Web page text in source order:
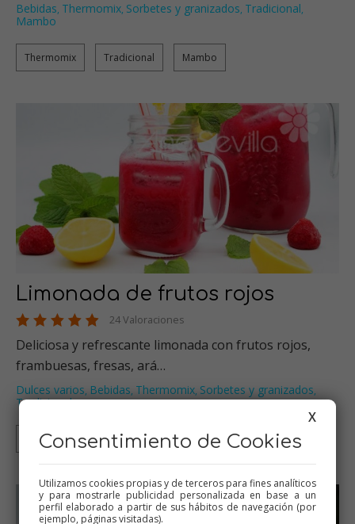
Bebidas, Thermomix, Sorbetes y granizados, Tradicional,
Mambo
Thermomix Tradicional Mambo
Limonada de frutos rojos
24 Valoraciones
Deliciosa y refrescante limonada con frutos rojos,
frambuesas, fresas, ará…
Dulces varios, Bebidas, Thermomix, Sorbetes y granizados,
Tradicional…
Thermomix Tradicional Mambo
X
Consentimiento de Cookies
Utilizamos cookies propias y de terceros para fines analíticos
y para mostrarle publicidad personalizada en base a un
perfil elaborado a partir de sus hábitos de navegación (por
ejemplo, páginas visitadas).